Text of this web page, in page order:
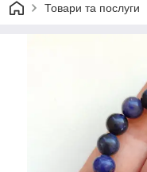
Товари та послуги